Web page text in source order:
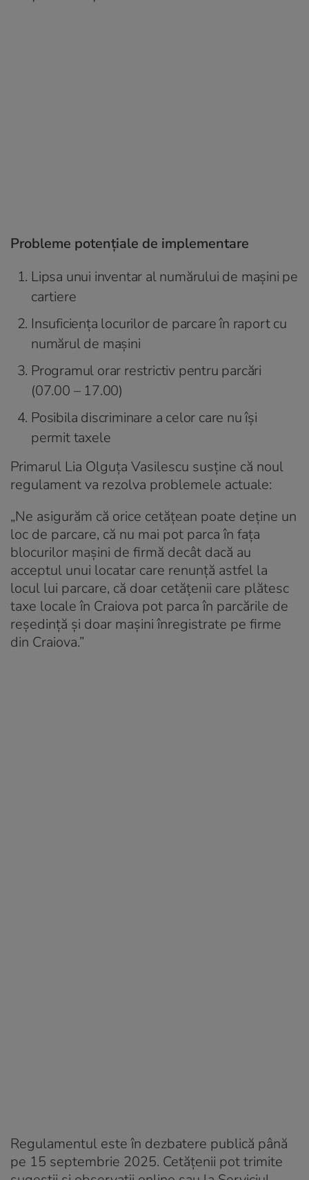
Probleme potențiale de implementare
Lipsa unui inventar al numărului de mașini pe
cartiere
Insuficiența locurilor de parcare în raport cu
numărul de mașini
Programul orar restrictiv pentru parcări
(07.00 – 17.00)
Posibila discriminare a celor care nu își
permit taxele
Primarul Lia Olguța Vasilescu susține că noul
regulament va rezolva problemele actuale:
„Ne asigurăm că orice cetățean poate deține un
loc de parcare, că nu mai pot parca în fața
blocurilor mașini de firmă decât dacă au
acceptul unui locatar care renunță astfel la
locul lui parcare, că doar cetățenii care plătesc
taxe locale în Craiova pot parca în parcările de
reședință și doar mașini înregistrate pe firme
din Craiova.”
Regulamentul este în dezbatere publică până
pe 15 septembrie 2025. Cetățenii pot trimite